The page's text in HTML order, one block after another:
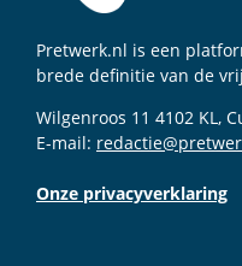
Pretwerk.nl is een
brede definitie van de
Wilgenroos 11 4102 KL,
E-mail:
Onze privacyverklaring